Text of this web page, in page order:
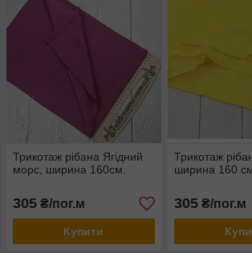
Трикотаж рібана Ягідний
морс, ширина 160см.
305 ₴/пог.м
Купити
Трикотаж
ширина 160
305₴/пог.м